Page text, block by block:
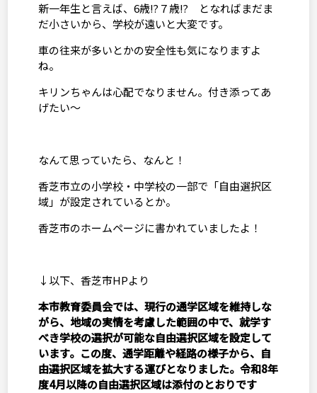
新一年生と言えば、 6歳⁉７歳⁉ となればまだま
だ小さいから、学校が遠いと大変です。
車の往来が多いとかの安全性も気になりますよ
ね。
キリンちゃんは心配でなりません。付き添ってあ
げたい～
なんて思っていたら、なんと！
香芝市立の小学校・中学校の一部で「自由選択区
域」が設定されているとか。
香芝市のホームページに書かれていましたよ！
↓以下、香芝市HPより
本市教育委員会では、現行の通学区域を維持しな
がら、地域の実情を考慮した範囲の中で、就学す
べき学校の選択が可能な自由選択区域を設定して
います。この度、通学距離や経路の様子から、自
由選択区域を拡大する運びとなりました。令和8年
度4月以降の自由選択区域は添付のとおりです